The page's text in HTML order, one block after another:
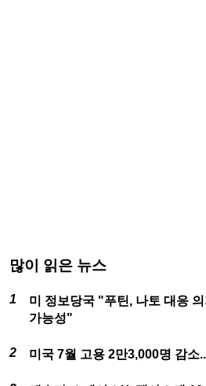
많이 읽은 뉴스
미 정보당국 "푸틴, 나토 대응
가능성"
미국 7월 고용 2만3,000명 감소